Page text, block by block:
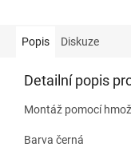
Popis Diskuze
Detailní popis
Montáž pomocí
Barva černá